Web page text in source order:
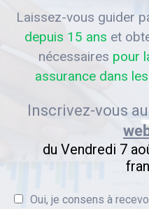
Laissez-vous guider
depuis 15 ans et
nécessaires pour
assurance dans
Inscrivez-vous au
du Vendredi 7
Oui, je consens à